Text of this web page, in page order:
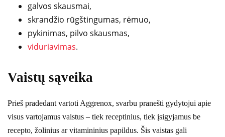
galvos skausmai,
skrandžio rūgštingumas, rėmuo,
pykinimas, pilvo skausmas,
viduriavimas.
Vaistų sąveika
Prieš pradedant vartoti Aggrenox, svarbu pranešti gydytojui apie
visus vartojamus vaistus – tiek receptinius, tiek įsigyjamus be
recepto, žolinius ar vitamininius papildus. Šis vaistas gali